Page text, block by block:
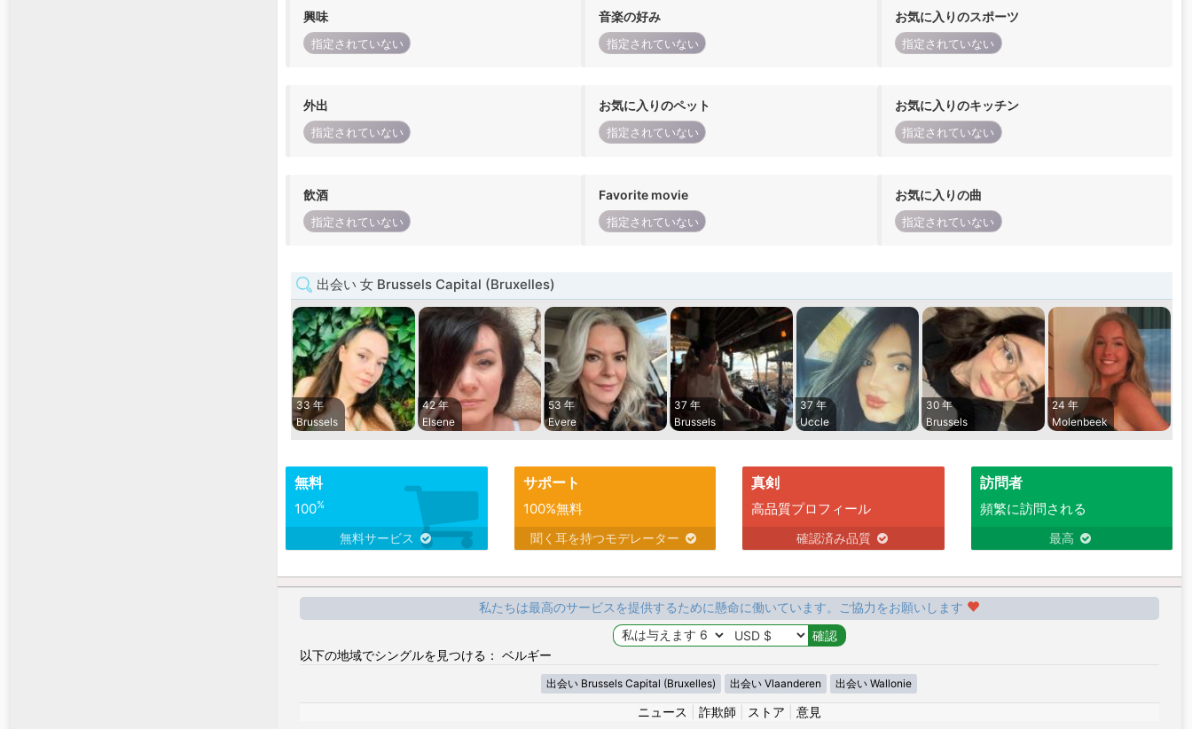
興味
指定されていない
音楽の好み
指定されていない
お気に入りのスポーツ
指定されていない
外出
指定されていない
お気に入りのペット
指定されていない
お気に入りのキッチン
指定されていない
飲酒
指定されていない
Favorite movie
指定されていない
お気に入りの曲
指定されていない
出会い 女 Brussels Capital (Bruxelles)
33 年
Brussels
42 年
Elsene
53 年
Evere
37 年
Brussels
37 年
Uccle
30 年
Brussels
24 年
Molenbeek
無料
100%
無料サービス
サポート
100%無料
聞く耳を持つモデレーター
真剣
高品質プロフィール
確認済み品質
訪問者
頻繁に訪問される
最高
私たちは最高のサービスを提供するために懸命に働いています。ご協力をお願いします
以下の地域でシングルを見つける： ベルギー
出会い Brussels Capital (Bruxelles) 出会い Vlaanderen 出会い Wallonie
ニュース 詐欺師 ストア 意見